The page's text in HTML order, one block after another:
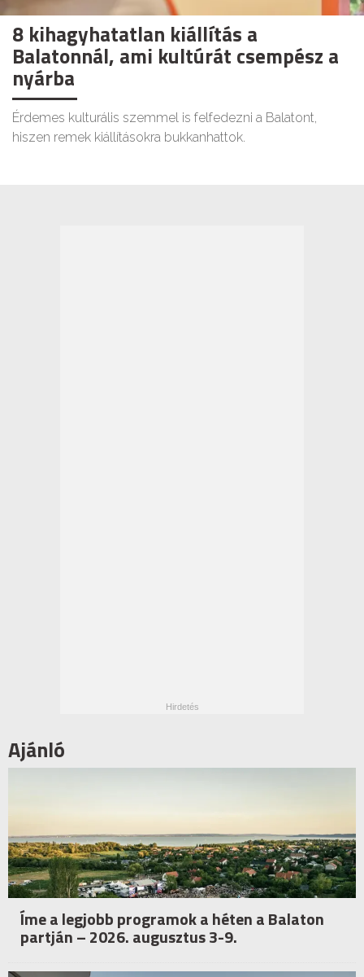
8 kihagyhatatlan kiállítás a
Balatonnál, ami kultúrát csempész a
nyárba
Érdemes kulturális szemmel is felfedezni a Balatont,
hiszen remek kiállításokra bukkanhattok.
Ajánló
Íme a legjobb programok a héten a Balaton
partján – 2026. augusztus 3-9.